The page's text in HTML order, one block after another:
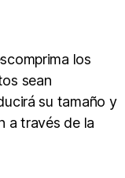
los
sean
su tamaño y
a través de la